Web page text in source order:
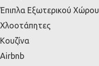
Έπιπλα Εξωτερικού Χώρου
Χλοοτάπητες
Κουζίνα
Airbnb